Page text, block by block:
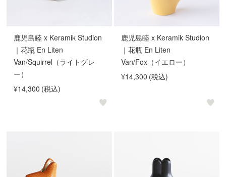
鹿児島睦 x Keramik Studion
｜花瓶 En Liten
Van/Squirrel（ライトグレ
ー）
¥14,300 (税込)
鹿児島睦 x Keramik Studion
｜花瓶 En Liten
Van/Fox（イエロー）
¥14,300 (税込)